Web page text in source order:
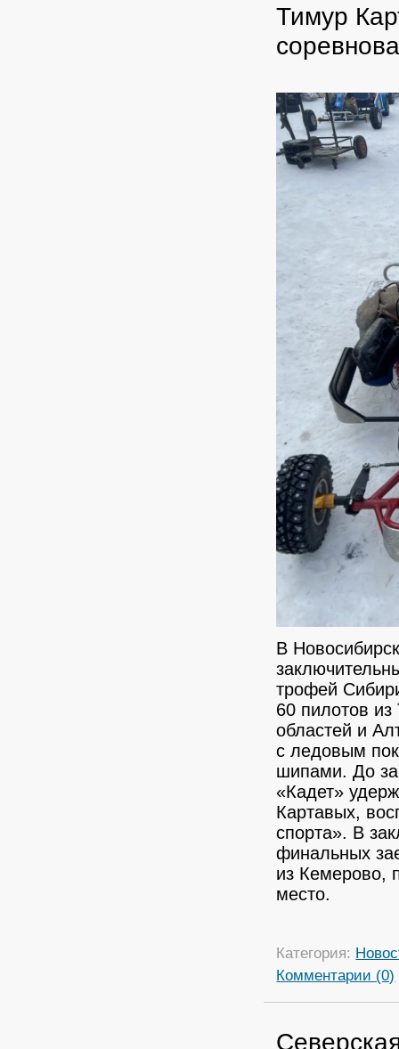
Тимур
В
трофей
60 пилотов
областей и
с ледовым
шипами.До
«Кадет»
Картавых,
спорта». В
финальных
из Кемерово,
место.
Категория:
Комментарии (0)